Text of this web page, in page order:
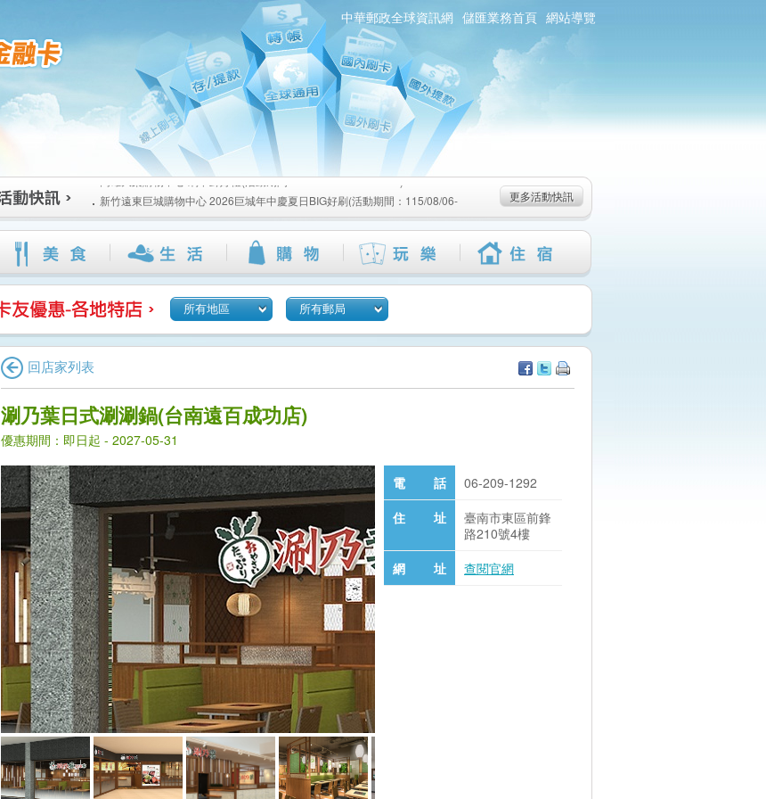
中華郵政全球資訊網 儲匯業務首頁 網站導覽
高雄大樂購物中心 刷卡郵好禮(活動期間：115/08/07-115/10/01)
新竹遠東巨城購物中心 2026巨城年中慶夏日BIG好刷(活動期間：115/08/06-
115/08/26)
臺北三創生活 有點東西第2波 刷卡郵好禮(活動期間：115/08/06-115/09/02)
高雄大樂購物中心 刷卡郵好禮(活動期間：115/08/07-115/10/01)
新竹遠東巨城購物中心 2026巨城年中慶夏日BIG好刷(活動期間：115/08/06-
115/08/26)
更多活動快訊
所有地區 所有郵局
回店家列表
涮乃葉日式涮涮鍋(台南遠百成功店)
優惠期間：即日起 - 2027-05-31
電 話
06-209-1292
住 址
臺南市東區前鋒
路210號4樓
網 址
查閱官網